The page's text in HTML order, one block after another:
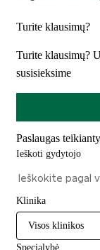
Turite klausimų?
Turite klausimų?
susisieksime
Paslaugas
Ieškoti gydytojo
Klinika
Visos klinikos
Specialybė